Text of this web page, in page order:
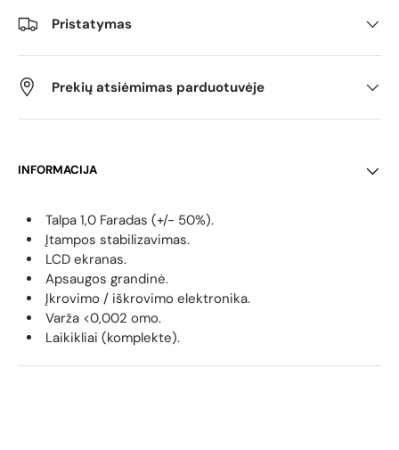
Pristatymas
Prekių atsiėmimas parduotuvėje
INFORMACIJA
Talpa 1,0 Faradas (+/- 50%).
Įtampos stabilizavimas.
LCD ekranas.
Apsaugos grandinė.
Įkrovimo / iškrovimo elektronika.
Varža <0,002 omo.
Laikikliai (komplekte).